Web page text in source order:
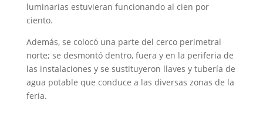
luminarias estuvieran funcionando al cien por
ciento.
Además, se colocó una parte del cerco perimetral
norte; se desmontó dentro, fuera y en la periferia de
las instalaciones y se sustituyeron llaves y tubería de
agua potable que conduce a las diversas zonas de la
feria.